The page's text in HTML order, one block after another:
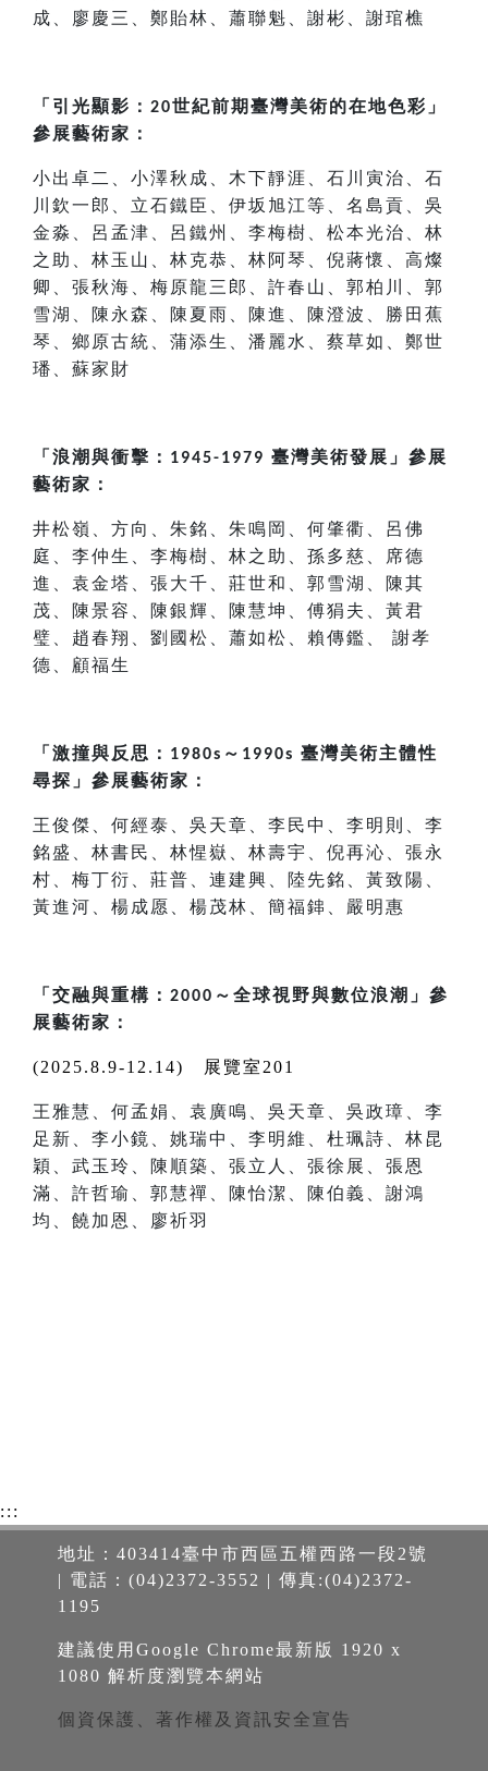
成、廖慶三、鄭貽林、蕭聯魁、謝彬、謝琯樵
「引光顯影： 20世紀前期臺灣美術的在地色彩」
參展藝術家：
小出卓二、小澤秋成、木下靜涯、石川寅治、石
川欽一郎、立石鐵臣、伊坂旭江等、名島貢、吳
金淼、呂孟津、呂鐵州、李梅樹、松本光治、林
之助、林玉山、林克恭、林阿琴、倪蔣懷、高燦
卿、張秋海、梅原龍三郎、許春山、郭柏川、郭
雪湖、陳永森、陳夏雨、陳進、陳澄波、勝田蕉
琴、鄉原古統、蒲添生、潘麗水、蔡草如、鄭世
璠、蘇家財
「浪潮與衝擊： 1945-1979 臺灣美術發展」參展
藝術家：
井松嶺、方向、朱銘、朱鳴岡、何肇衢、呂佛
庭、李仲生、李梅樹、林之助、孫多慈、席德
進、袁金塔、張大千、莊世和、郭雪湖、陳其
茂、陳景容、陳銀輝、陳慧坤、傅狷夫、黃君
璧、趙春翔、劉國松、蕭如松、賴傳鑑、
謝孝
德、顧福生
「激撞與反思： 1980s ～ 1990s 臺灣美術主體性
尋探」參展藝術家：
王俊傑、何經泰、吳天章、李民中、李明則、李
銘盛、林書民、林惺嶽、林壽宇、倪再沁、張永
村、梅丁衍、莊普、連建興、陸先銘、黃致陽、
黃進河、楊成愿、楊茂林、簡福鋛、嚴明惠
「交融與重構： 2000 ～全球視野與數位浪潮」參
展藝術家：
(2025.8.9-12.14) 展覽室201
王雅慧、何孟娟、袁廣鳴、吳天章、吳政璋、李
足新、李小鏡、姚瑞中、李明維、杜珮詩、林昆
穎、武玉玲、陳順築、張立人、張徐展、張恩
滿、許哲瑜、郭慧禪、陳怡潔、陳伯義、謝鴻
均、饒加恩、廖祈羽
:::
地址：403414臺中市西區五權西路一段2號
| 電話：(04)2372-3552 | 傳真:(04)2372-
1195
建議使用Google Chrome最新版 1920 x
1080 解析度瀏覽本網站
個資保護、著作權及資訊安全宣告